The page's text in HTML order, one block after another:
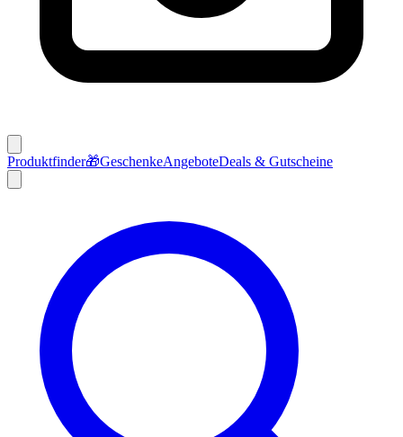
Produktfinder🎁GeschenkeAngeboteDeals & Gutscheine